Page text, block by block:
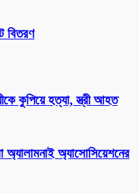
বিতরণ
কুপিয়ে হত্যা, স্ত্রী আহত
অ্যাসোসিয়েশনের